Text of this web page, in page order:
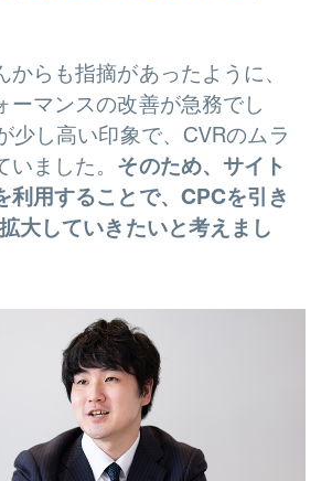
からも指摘があったように、
ーマンスの改善が急務でし
少し高い印象で、CVRのムラ
ました。 そのため、サイト
利用することで、CPCを引き
大していきたいと考えまし